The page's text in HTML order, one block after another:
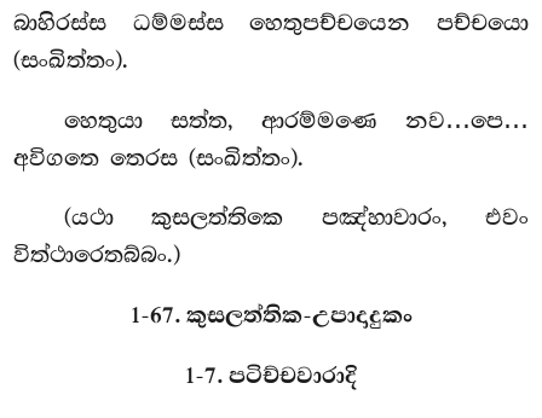
බාහිරස්ස ධම්මස්ස හෙතුපච්චයෙන පච්චයො
(සංඛිත්තං).
හෙතුයා සත්ත, ආරම්මණෙ නව…පෙ…
අවිගතෙ තෙරස (සංඛිත්තං).
(යථා කුසලත්තිකෙ පඤ්හාවාරං, එවං
විත්ථාරෙතබ්බං.)
1-67. කුසලත්තික-උපාදාදුකං
1-7. පටිච්චවාරාදි